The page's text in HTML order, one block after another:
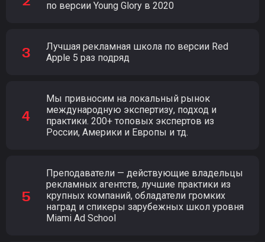
по версии Young Glory в 2020
Лучшая рекламная школа по версии Red
Apple 5 раз подряд
Мы привносим на локальный рынок
международную экспертизу, подход и
практики. 200+ топовых экспертов из
России, Америки и Европы и тд.
Преподаватели — действующие владельцы
рекламных агентств, лучшие практики из
крупных компаний, обладатели громких
наград и спикеры зарубежных школ уровня
Miami Ad School